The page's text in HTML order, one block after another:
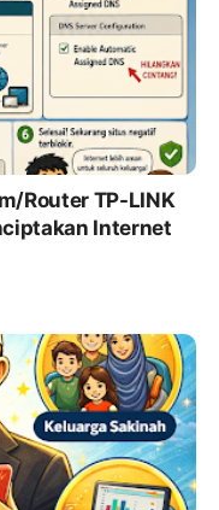
Router TP-LINK
Internet